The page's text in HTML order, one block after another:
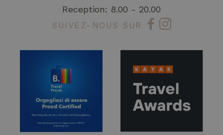
Reception: 8.00 - 20.00
SUIVEZ-NOUS SUR